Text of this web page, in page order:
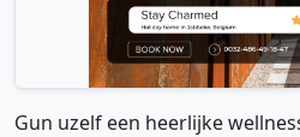
Gun uzelf een heerlijke